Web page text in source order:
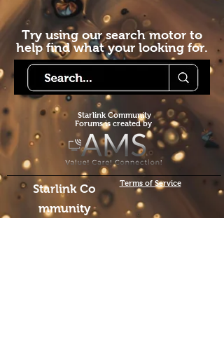
Try using our search motor to
help find what your looking for.
Starlink Community
Forums is created by
Starlink Co
mmunity
Terms of Service